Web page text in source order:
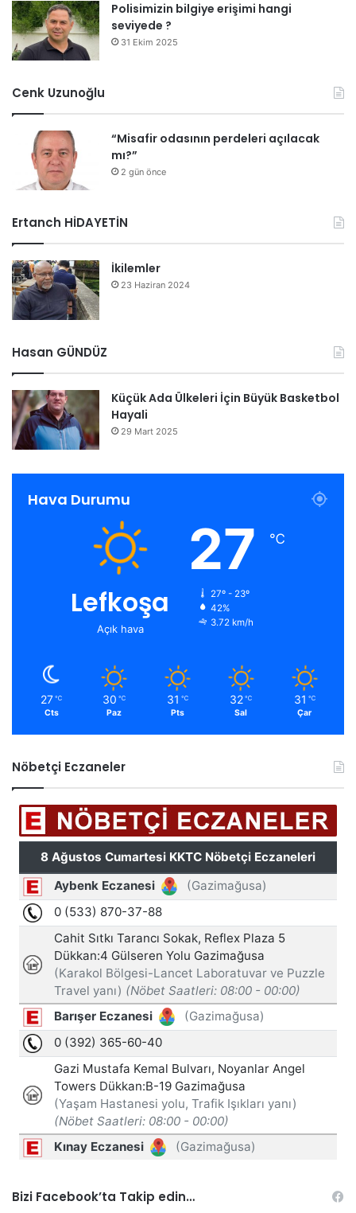
Polisimizin bilgiye erişimi hangi
seviyede ?
31 Ekim 2025
Cenk Uzunoğlu
“Misafir odasının perdeleri açılacak
mı?”
2 gün önce
Ertanch HİDAYETİN
İkilemler
23 Haziran 2024
Hasan GÜNDÜZ
Küçük Ada Ülkeleri İçin Büyük Basketbol
Hayali
29 Mart 2025
Hava Durumu
Lefkoşa
Açık hava
27 ℃
27º - 23º
42%
3.72 km/h
27 ℃
Cts
30 ℃
Paz
31 ℃
Pts
32 ℃
Sal
31 ℃
Çar
Nöbetçi Eczaneler
Bizi Facebook’ta Takip edin…